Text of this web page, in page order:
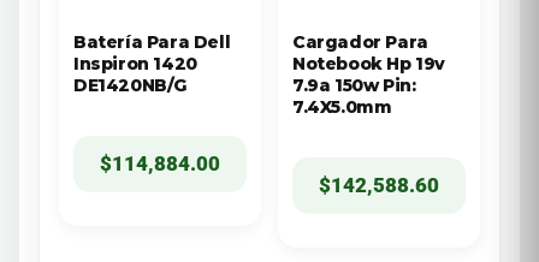
Batería Para Dell
Inspiron 1420
DE1420NB/G
$114,884.00
Cargador Para
Notebook Hp 19v
7.9a 150w Pin:
7.4X5.0mm
$142,588.60